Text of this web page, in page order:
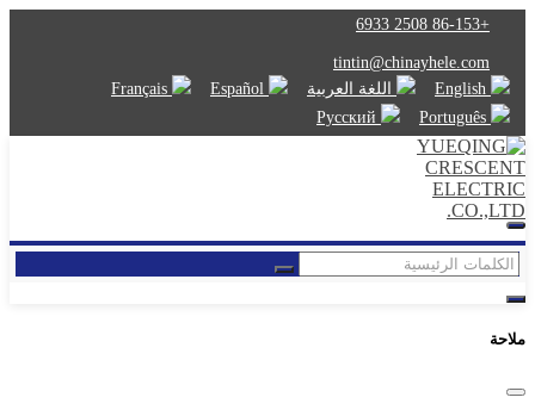
+86-153 2508 6933
tintin@chinayhele.com
اللغة العربية
ملاحة